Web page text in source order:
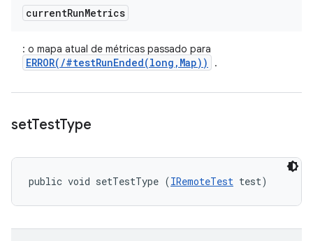
currentRunMetrics
: o mapa atual de métricas passado para
ERROR(/#testRunEnded(long,Map)) .
setTestType
public void setTestType (IRemoteTest test)